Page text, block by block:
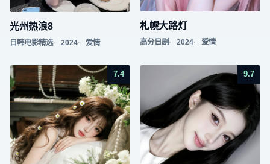
光州热浪8
日韩电影精选 2024 爱情
札幌大路灯
高分日剧 2024 爱情
7.4 9.7